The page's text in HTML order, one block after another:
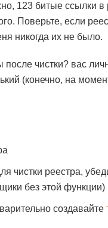
123 битые ссылки
Поверьте, если
никогда их не было.
чистки? вас
(конечно, на
чистки реестра,
без этой функции)
создавайте